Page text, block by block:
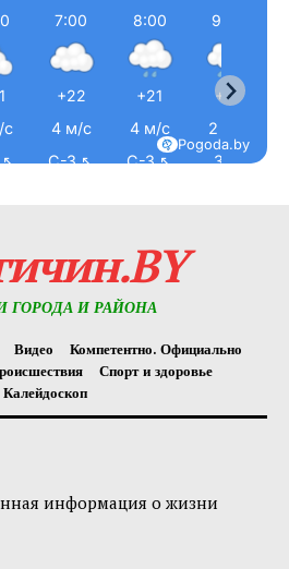
с
↖
7:00
+22
4 м/с
С-З ↖
8:00
+21
4 м/с
С-З ↖
9:00
+21
2 м/с
З ←
Pogoda.by
ГОРОДА И РАЙОНА
Видео
Компетентно. Официально
Спорт и здоровье
Калейдоскоп
информация о жизни